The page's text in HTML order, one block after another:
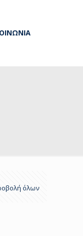
όλων